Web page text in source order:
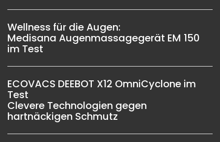
Wellness für die Augen:
Medisana Augenmassagegerät EM 150
im Test
ECOVACS DEEBOT X12 OmniCyclone im
Test
Clevere Technologien gegen
hartnäckigen Schmutz